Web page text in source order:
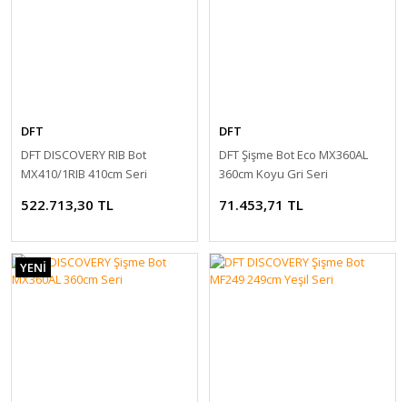
DFT
DFT DISCOVERY RIB Bot
MX410/1RIB 410cm Seri
522.713,30 TL
DFT
DFT Şişme Bot Eco MX360AL
360cm Koyu Gri Seri
71.453,71 TL
YENİ